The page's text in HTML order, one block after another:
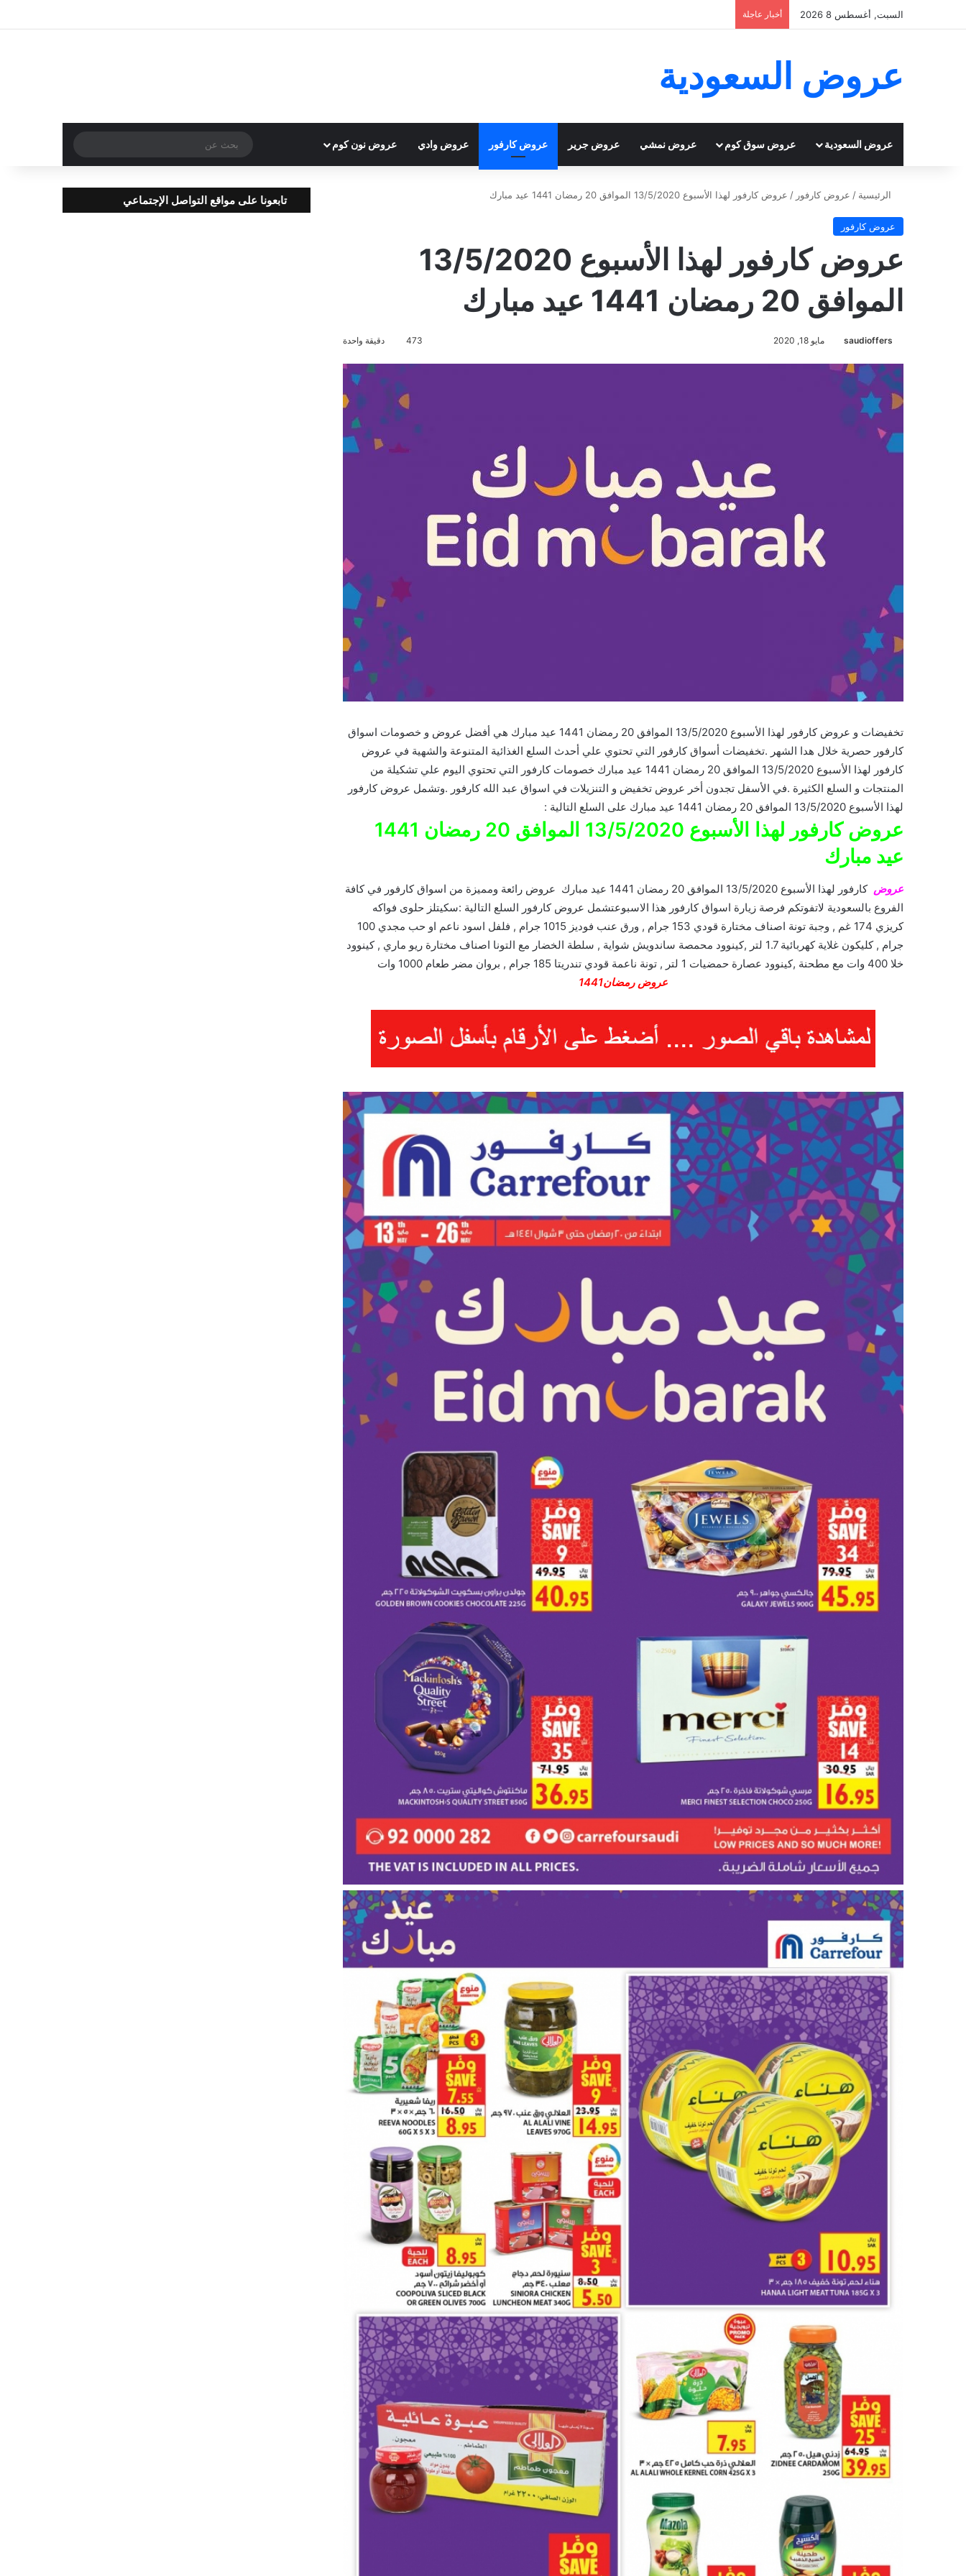
السبت, أغسطس 8 2026 أخبار عاجلة
عروض السعودية
عروض السعودية عروض سوق كوم عروض نمشي عروض جرير عروض كارفور عروض وادي عروض نون كوم
عن
الرئيسية / عروض كارفور / عروض كارفور لهذا الأسبوع 13/5/2020 الموافق 20 رمضان 1441 عيد مبارك
عروض كارفور
عروض كارفور لهذا الأسبوع 13/5/2020
الموافق 20 رمضان 1441 عيد مبارك
saudioffers مايو 18, 2020 473 دقيقة واحدة
تخفيضات و عروض كارفور لهذا الأسبوع 13/5/2020 الموافق 20 رمضان 1441 عيد مبارك هي أفضل عروض و خصومات اسواق
كارفور حصرية خلال هدا الشهر .تخفيضات أسواق كارفور التي تحتوي علي أحدث السلع الغذائية المتنوعة والشهية في عروض
كارفور لهذا الأسبوع 13/5/2020 الموافق 20 رمضان 1441 عيد مبارك خصومات كارفور التي تحتوي اليوم علي تشكيلة من
المنتجات و السلع الكثيرة .في الأسفل تجدون أخر عروض تخفيض و التنزيلات في اسواق عبد الله كارفور .وتشمل عروض كارفور
لهذا الأسبوع 13/5/2020 الموافق 20 رمضان 1441 عيد مبارك على السلع التالية :
عروض كارفور لهذا الأسبوع 13/5/2020 الموافق 20 رمضان 1441
عيد مبارك
عروض
كارفور لهذا الأسبوع 13/5/2020 الموافق 20 رمضان 1441 عيد مبارك عروض رائعة ومميزة من اسواق كارفور في كافة
الفروع بالسعودية لاتفوتكم فرصة زيارة اسواق كارفور هذا الاسبوعتشمل عروض كارفور السلع التالية :سكيتلز حلوى فواكه
كريزي 174 غم , وجبة تونة اصناف مختارة قودي 153 جرام , ورق عنب فوديز 1015 جرام , فلفل اسود ناعم او حب مجدي 100
جرام , كليكون غلاية كهربائية 1.7 لتر ,كينوود محمصة ساندويش شواية , سلطة الخضار مع التونا اصناف مختارة ريو ماري , كينوود
خلا 400 وات مع مطحنة ,كينوود عصارة حمضيات 1 لتر , تونة ناعمة قودي تندريتا 185 جرام , بروان مضر طعام 1000 وات
عروض رمضان1441
تابعونا على مواقع التواصل الإجتماعي